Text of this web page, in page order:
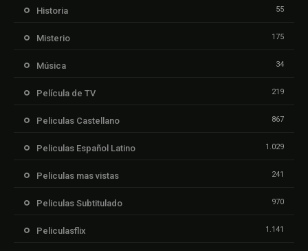
Historia 55
Misterio 175
Música 34
Película de TV 219
Peliculas Castellano 867
Peliculas Español Latino 1.029
Peliculas mas vistas 241
Peliculas Subtitulado 970
Peliculasflix 1.141